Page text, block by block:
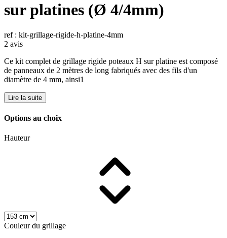
sur platines (Ø 4/4mm)
ref : kit-grillage-rigide-h-platine-4mm
2 avis
Ce kit complet de grillage rigide poteaux H sur platine est composé
de panneaux de 2 mètres de long fabriqués avec des fils d'un
diamètre de 4 mm, ainsi1
Lire la suite
Options au choix
Hauteur
Couleur du grillage